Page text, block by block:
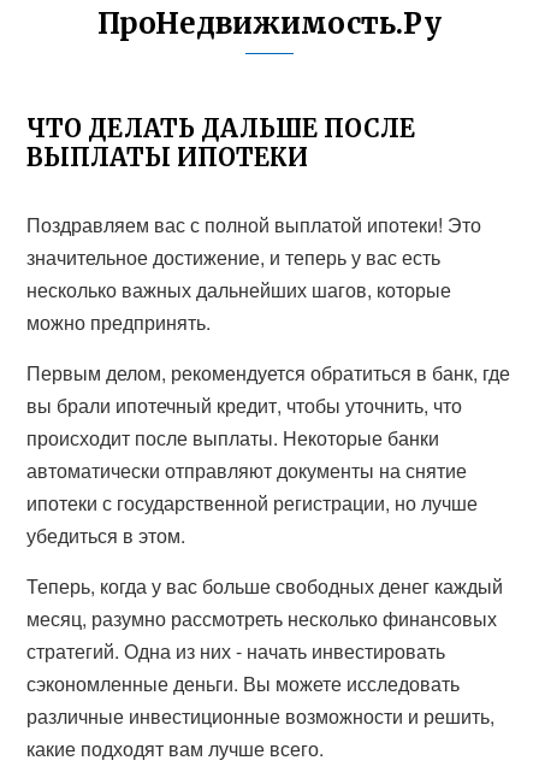
ПроНедвижимость.Ру
ЧТО ДЕЛАТЬ ДАЛЬШЕ ПОСЛЕ
ВЫПЛАТЫ ИПОТЕКИ
Поздравляем вас с полной выплатой ипотеки! Это
значительное достижение, и теперь у вас есть
несколько важных дальнейших шагов, которые
можно предпринять.
Первым делом, рекомендуется обратиться в банк, где
вы брали ипотечный кредит, чтобы уточнить, что
происходит после выплаты. Некоторые банки
автоматически отправляют документы на снятие
ипотеки с государственной регистрации, но лучше
убедиться в этом.
Теперь, когда у вас больше свободных денег каждый
месяц, разумно рассмотреть несколько финансовых
стратегий. Одна из них - начать инвестировать
сэкономленные деньги. Вы можете исследовать
различные инвестиционные возможности и решить,
какие подходят вам лучше всего.